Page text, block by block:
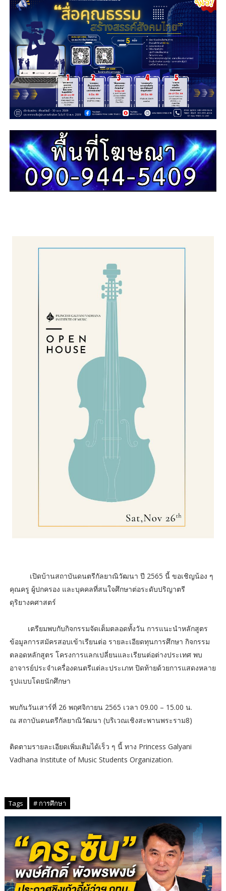
เปิดบ้านสถาบันดนตรีกัลยาณิวัฒนา ปี 2565 นี้ ขอเชิญน้อง ๆ
คุณครู ผู้ปกครอง และบุคคลที่สนใจศึกษาต่อระดับปริญาตรี
ดุริยางคศาสตร์
เตรียมพบกับกิจกรรมจัดเต็มตลอดทั้งวัน การแนะนำหลักสูตร
ข้อมูลการสมัครสอบเข้าเรียนต่อ รายละเอียดทุนการศึกษา กิจกรรม
ตลอดหลักสูตร โครงการแลกเปลี่ยนและเรียนต่อต่างประเทศ พบ
อาจารย์ประจำเครื่องดนตรีแต่ละประเภท ปิดท้ายด้วยการแสดงหลาย
รูปแบบโดยนักศึกษา
พบกันวันเสาร์ที่ 26 พฤศจิกายน 2565 เวลา 09.00 – 15.00 น.
ณ สถาบันดนตรีกัลยาณิวัฒนา (บริเวณเชิงสะพานพระราม8)
ติดตามรายละเอียดเพิ่มเติมได้เร็ว ๆ นี้ ทาง Princess Galyani
Vadhana Institute of Music Students Organization.
Tags # การศึกษา